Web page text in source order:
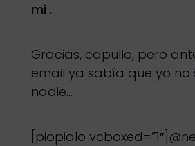
mi …
Gracias, capullo, pero
email ya sabía que yo no
nadie…
[piopialo